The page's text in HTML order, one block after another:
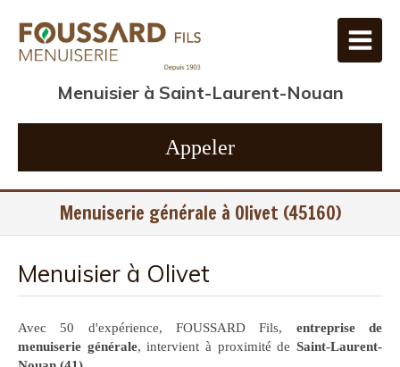
Menuisier à Saint-Laurent-Nouan
Appeler
Menuiserie générale à Olivet (45160)
Menuisier à Olivet
Avec 50 d'expérience, FOUSSARD Fils, entreprise de
menuiserie générale, intervient à proximité deSaint-Laurent-